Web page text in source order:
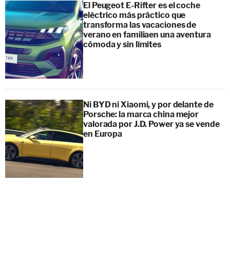
El Peugeot E-Rifter es el coche
eléctrico más práctico que
transforma las vacaciones de
verano en familiaen una aventura
cómoda y sin límites
Ni BYD ni Xiaomi, y por delante de
Porsche: la marca china mejor
valorada por J.D. Power ya se vende
en Europa